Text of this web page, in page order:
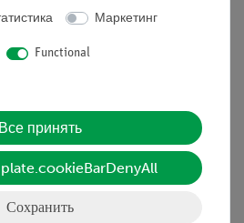
Они называются
листочки, которые следуют
растения?
частью набора по общей
Маркетинг
Functional
Все принять
Сохранить